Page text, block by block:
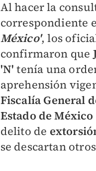
Al hacer la
correspondiente
México', los
confirmaron que
'N' tenía una
aprehensión
Fiscalía General
Estado de
delito de
se descartan